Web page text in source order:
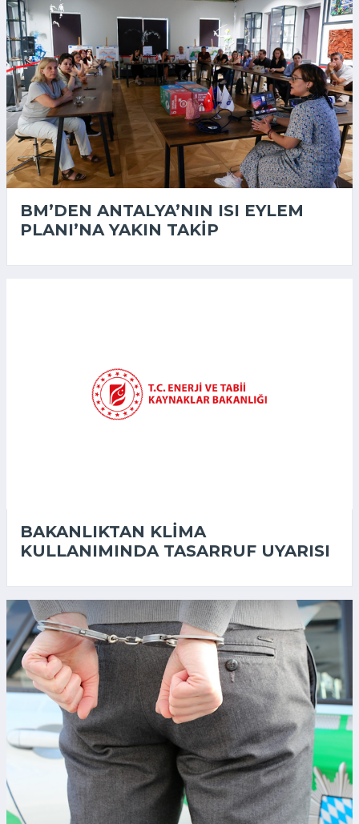
BM’DEN ANTALYA’NIN ISI EYLEM
PLANI’NA YAKIN TAKIP
BAKANLIKTAN KLIMA
KULLANIMINDA TASARRUF UYARISI